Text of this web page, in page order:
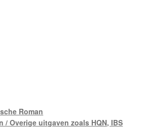
Roman
/ Overige uitgaven zoals HQN, IBS